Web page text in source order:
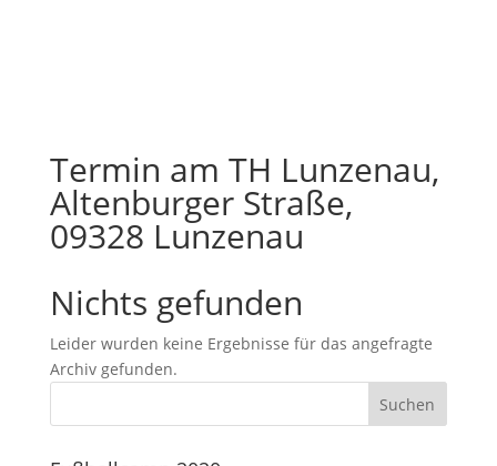
Termin am TH Lunzenau,
Altenburger Straße,
09328 Lunzenau
Nichts gefunden
Leider wurden keine Ergebnisse für das angefragte
Archiv gefunden.